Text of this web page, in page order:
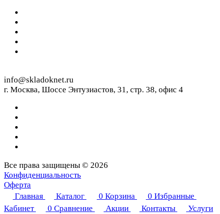
info@skladoknet.ru
г. Москва, Шоссе Энтузиастов, 31, стр. 38, офис 4
Все права защищены © 2026
Конфиденциальность
Оферта
Главная
Каталог 0 Корзина 0 Избранные
Кабинет
0 Сравнение Акции Контакты
Услуги